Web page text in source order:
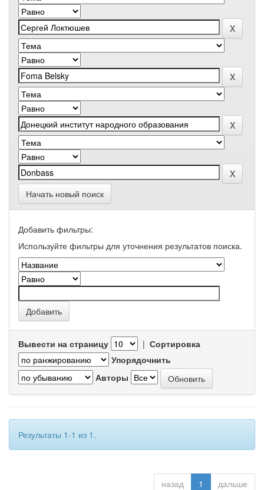
Начать новый поиск
Добавить фильтры:
Используйте фильтры для уточнения результатов поиска.
Вывести на страницу | Сортировка
Упорядочнить
Авторы
Результаты 1-1 из 1.
назад 1 дальше